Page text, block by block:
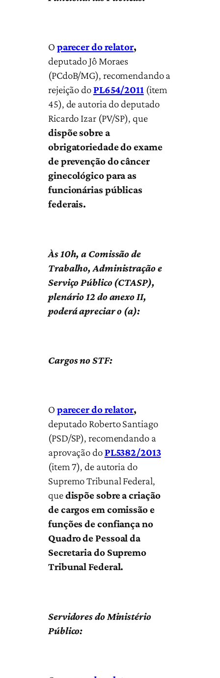
O parecer do relator,
deputado Jô Moraes
(PCdoB/MG), recomendando a
rejeição doPL654/2011(item
45), de autoria do deputado
Ricardo Izar (PV/SP), que
dispõe sobre a
obrigatoriedade do exame
de prevenção do câncer
ginecológico para as
funcionárias públicas
federais.
Às 10h, a Comissão de
Trabalho, Administração e
Serviço Público (CTASP),
plenário 12 do anexo II,
poderá apreciar o (a):
Cargos no STF:
O parecer do relator,
deputado Roberto Santiago
(PSD/SP), recomendando a
aprovação doPL5382/2013
(item 7), de autoria do
Supremo Tribunal Federal,
quedispõe sobre a criação
de cargos em comissão e
funções de confiança no
Quadro de Pessoal da
Secretaria do Supremo
Tribunal Federal.
Servidores do Ministério
Público: